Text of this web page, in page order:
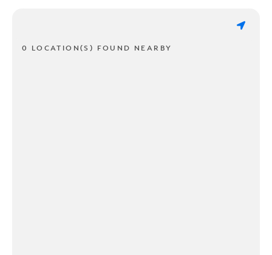
0 LOCATION(S) FOUND NEARBY